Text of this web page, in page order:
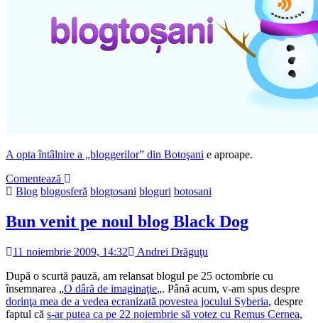
A opta întâlnire a „bloggerilor” din Botoşani e aproape.
Comentează
Blog blogosferă blogtosani bloguri botosani
Bun venit pe noul blog Black Dog
11 noiembrie 2009, 14:32
Andrei Drăguţu
După o scurtă pauză, am relansat blogul pe 25 octombrie cu
însemnarea „O dâră de imaginaţie„. Până acum, v-am spus despre
dorinţa mea de a vedea ecranizată povestea jocului Syberia, despre
faptul că s-ar putea ca pe 22 noiembrie să votez cu Remus Cernea,